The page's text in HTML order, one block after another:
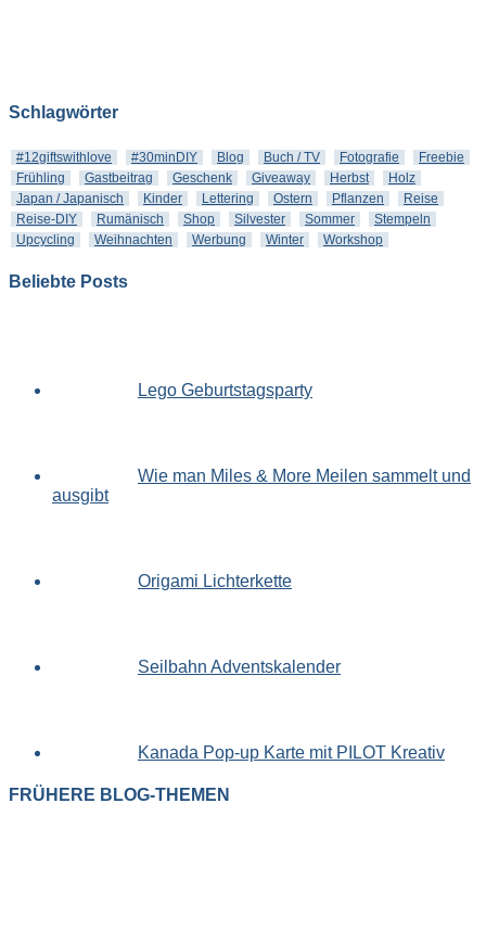
Schlagwörter
#12giftswithlove #30minDIY Blog Buch / TV Fotografie
Freebie
Frühling
Gastbeitrag Geschenk Giveaway Herbst
Holz
Japan / Japanisch
Kinder Lettering Ostern Pflanzen
Reise
Reise-DIY
Rumänisch Shop Silvester Sommer
Stempeln
Upcycling
Weihnachten Werbung Winter Workshop
Beliebte Posts
Lego Geburtstagsparty
Wie man Miles & More Meilen sammelt und
ausgibt
Origami Lichterkette
Seilbahn Adventskalender
Kanada Pop-up Karte mit PILOT Kreativ
FRÜHERE BLOG-THEMEN